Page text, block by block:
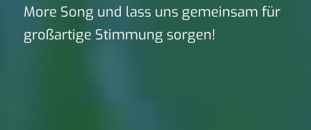
More Song und lass uns gemeinsam für
großartige Stimmung sorgen!